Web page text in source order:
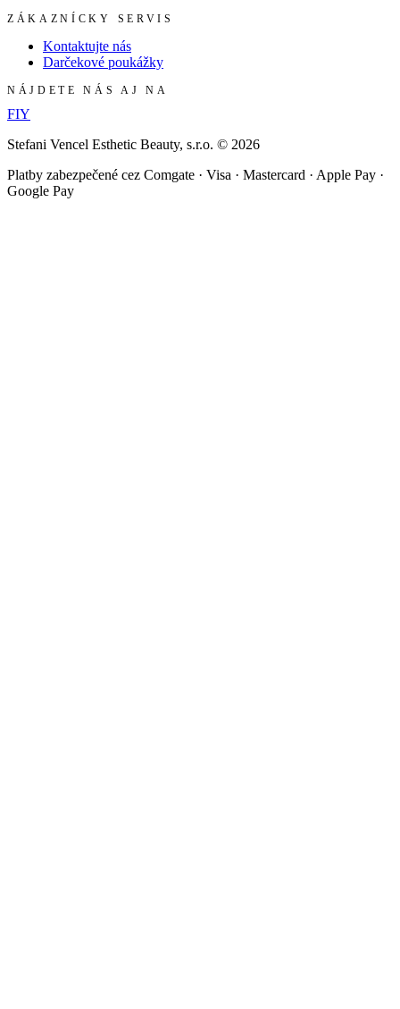
ZÁKAZNÍCKY SERVIS
Kontaktujte nás
Darčekové poukážky
NÁJDETE NÁS AJ NA
FIY
Stefani Vencel Esthetic Beauty, s.r.o. © 2026
Platby zabezpečené cez Comgate · Visa · Mastercard · Apple Pay ·
Google Pay